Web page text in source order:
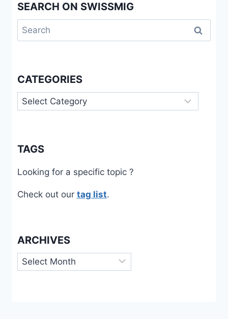
SEARCH ON SWISSMIG
Search
for:
CATEGORIES
Categories
TAGS
Looking for a specific topic ?
Check out our tag list.
ARCHIVES
Archives